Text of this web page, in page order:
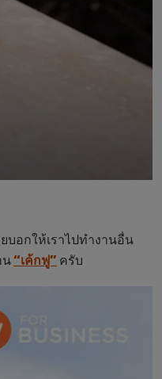
บอกให้เราไปทำงานอื่น
น“เค้กฟู” ครับ